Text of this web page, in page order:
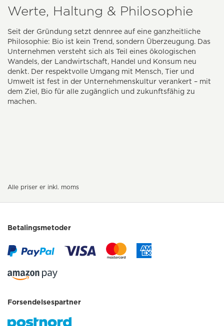
Werte, Haltung & Philosophie
Seit der Gründung setzt dennree auf eine ganzheitliche
Philosophie: Bio ist kein Trend, sondern Überzeugung. Das
Unternehmen versteht sich als Teil eines ökologischen
Wandels, der Landwirtschaft, Handel und Konsum neu
denkt. Der respektvolle Umgang mit Mensch, Tier und
Umwelt ist fest in der Unternehmenskultur verankert – mit
dem Ziel, Bio für alle zugänglich und zukunftsfähig zu
machen.
Alle priser er inkl. moms
Betalingsmetoder
Forsendelsespartner